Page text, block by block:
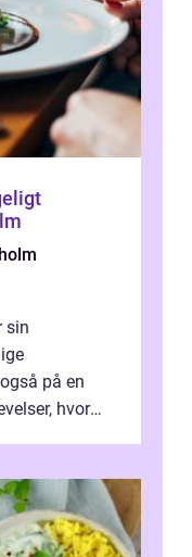
sin
på en
hvor